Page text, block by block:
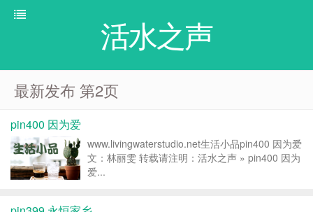
活水之声
最新发布 第2页
pin400 因为爱
www.livingwaterstudio.net生活小品pin400 因为爱
文：林丽雯 转载请注明：活水之声 » pin400 因为
爱...